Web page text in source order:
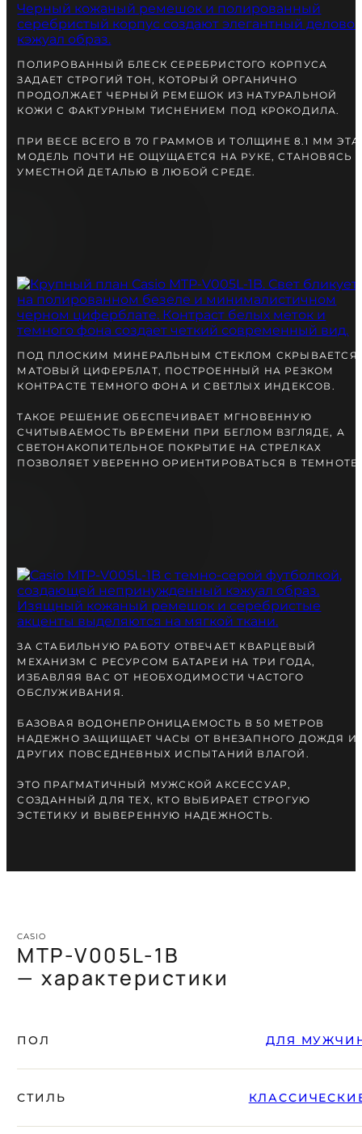
ОТПРАВКА В ДЕНЬ ЗАКАКА
Telegram
ПОСОВЕТУЙТЕСЬ
С НАШИМ ЭКСПЕРТОМ
ПОЛИРОВАННЫЙ БЛЕСК СЕРЕБРИСТОГО КОРПУСА
ЗАДАЕТ СТРОГИЙ ТОН, КОТОРЫЙ ОРГАНИЧНО
ПРОДОЛЖАЕТ ЧЕРНЫЙ РЕМЕШОК ИЗ НАТУРАЛЬНОЙ
КОЖИ С ФАКТУРНЫМ ТИСНЕНИЕМ ПОД КРОКОДИЛА.
ПРИ ВЕСЕ ВСЕГО В 70 ГРАММОВ И ТОЛЩИНЕ 8.1 ММ ЭТА
МОДЕЛЬ ПОЧТИ НЕ ОЩУЩАЕТСЯ НА РУКЕ, СТАНОВЯСЬ
УМЕСТНОЙ ДЕТАЛЬЮ В ЛЮБОЙ СРЕДЕ.
ПОД ПЛОСКИМ МИНЕРАЛЬНЫМ СТЕКЛОМ СКРЫВАЕТСЯ
МАТОВЫЙ ЦИФЕРБЛАТ, ПОСТРОЕННЫЙ НА РЕЗКОМ
КОНТРАСТЕ ТЕМНОГО ФОНА И СВЕТЛЫХ ИНДЕКСОВ.
ТАКОЕ РЕШЕНИЕ ОБЕСПЕЧИВАЕТ МГНОВЕННУЮ
СЧИТЫВАЕМОСТЬ ВРЕМЕНИ ПРИ БЕГЛОМ ВЗГЛЯДЕ, А
СВЕТОНАКОПИТЕЛЬНОЕ ПОКРЫТИЕ НА СТРЕЛКАХ
ПОЗВОЛЯЕТ УВЕРЕННО ОРИЕНТИРОВАТЬСЯ В ТЕМНОТЕ.
ЗА СТАБИЛЬНУЮ РАБОТУ ОТВЕЧАЕТ КВАРЦЕВЫЙ
МЕХАНИЗМ С РЕСУРСОМ БАТАРЕИ НА ТРИ ГОДА,
ИЗБАВЛЯЯ ВАС ОТ НЕОБХОДИМОСТИ ЧАСТОГО
ОБСЛУЖИВАНИЯ.
БАЗОВАЯ ВОДОНЕПРОНИЦАЕМОСТЬ В 50 МЕТРОВ
НАДЕЖНО ЗАЩИЩАЕТ ЧАСЫ ОТ ВНЕЗАПНОГО ДОЖДЯ И
ДРУГИХ ПОВСЕДНЕВНЫХ ИСПЫТАНИЙ ВЛАГОЙ.
ЭТО ПРАГМАТИЧНЫЙ МУЖСКОЙ АКСЕССУАР,
СОЗДАННЫЙ ДЛЯ ТЕХ, КТО ВЫБИРАЕТ СТРОГУЮ
ЭСТЕТИКУ И ВЫВЕРЕННУЮ НАДЕЖНОСТЬ.
CASIO
MTP-V005L-1B
— характеристики
ПОЛ ДЛЯ
СТИЛЬ